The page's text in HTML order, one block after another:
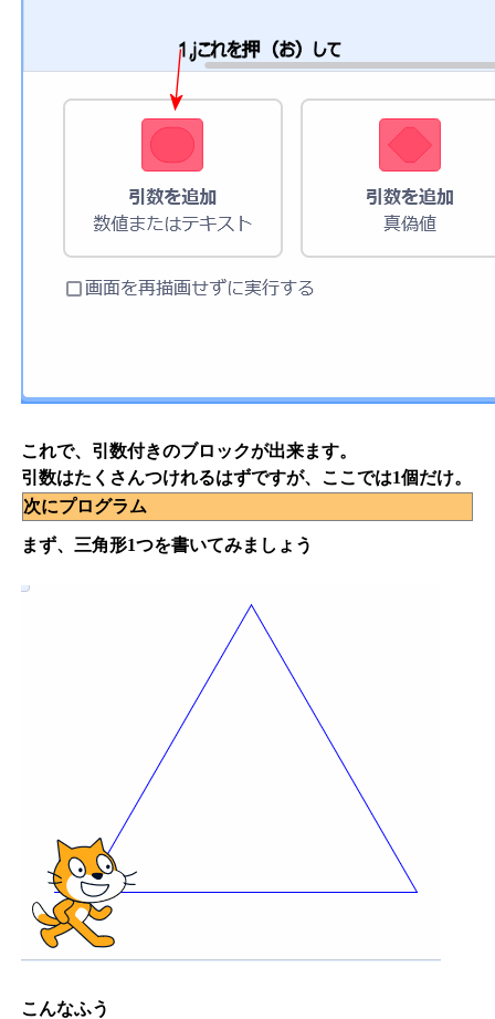
これで、引数付きのブロックが出来ます。
引数はたくさんつけれるはずですが、ここでは1個だけ。
次にプログラム
まず、三角形1つを書いてみましょう
こんなふう